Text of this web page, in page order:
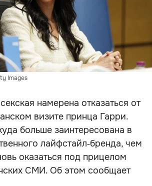
Images
намерена отказаться от
визите принца Гарри.
больше заинтересована в
лайфстайл‑бренда, чем
оказаться под прицелом
СМИ. Об этом сообщает